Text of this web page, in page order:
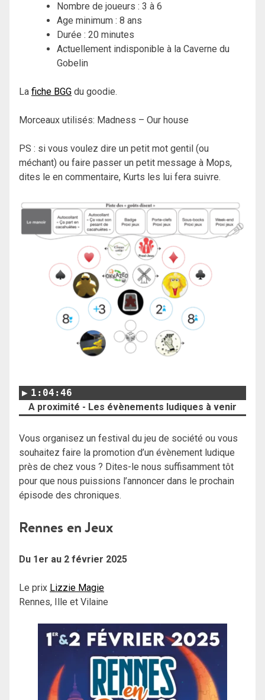
Nombre de joueurs : 3 à 6
Age minimum : 8 ans
Durée : 20 minutes
Actuellement indisponible à la Caverne du
Gobelin
La fiche BGG du goodie.
Morceaux utilisés: Madness – Our house
PS : si vous voulez dire un petit mot gentil (ou
méchant) ou faire passer un petit message à Mops,
dites le en commentaire, Kurts les lui fera suivre.
1:04:46
A proximité - Les évènements ludiques à venir
Vous organisez un festival du jeu de société ou vous
souhaitez faire la promotion d’un évènement ludique
près de chez vous ? Dites-le nous suffisamment tôt
pour que nous puissions l’annoncer dans le prochain
épisode des chroniques.
Rennes en Jeux
Du 1er au 2 février 2025
Le prix Lizzie Magie
Rennes, Ille et Vilaine